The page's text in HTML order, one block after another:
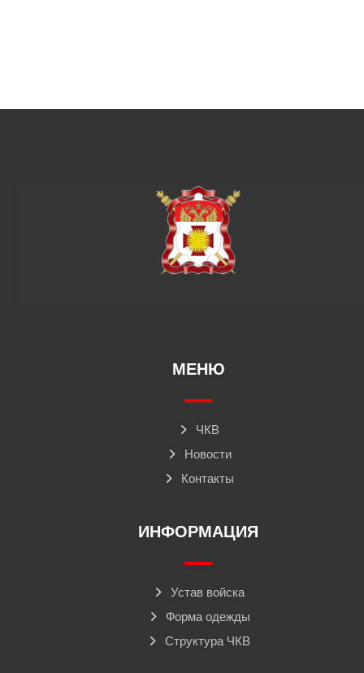
МЕНЮ
ЧКВ
Новости
Контакты
ИНФОРМАЦИЯ
Устав войска
Форма одежды
Структура ЧКВ